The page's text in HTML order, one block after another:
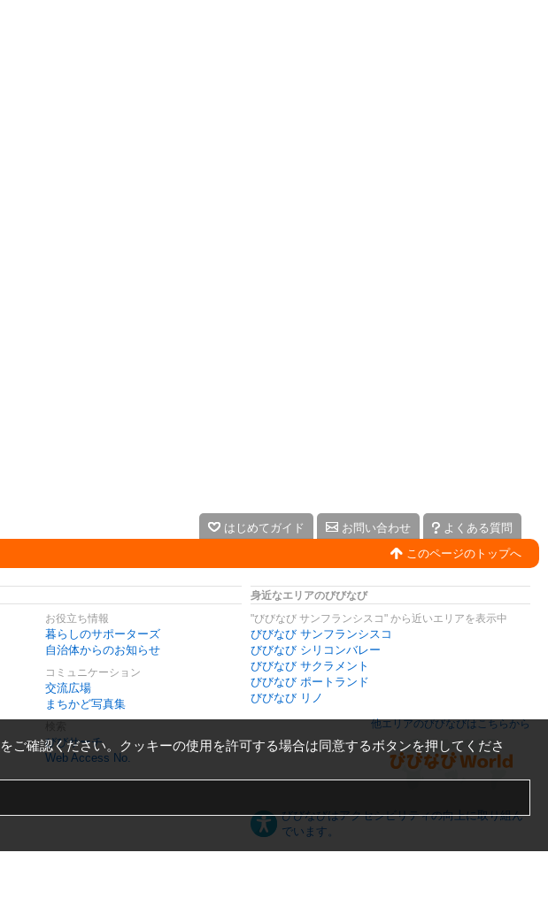
はじめてガイド お問い合わせ
よくある質問
このページのトップへ
お役立ち情報
暮らしのサポーターズ
自治体からのお知らせ
コミュニケーション
交流広場
まちかど写真集
びびサーチ
Web Access No.
身近なエリアのびびなび
"びびなび サンフランシスコ" から近いエリアを表示中
びびなび サンフランシスコ
びびなび シリコンバレー
びびなび サクラメント
びびなび ポートランド
びびなび リノ
他エリアのびびなびはこちらから
びびなびはアクセシビリティの向上に取り組ん
でいます。
をご確認ください。クッキーの使用を許可する場合は同意するボタンを押してくださ